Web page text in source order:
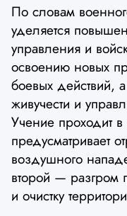
По словам
уделяется
управления и
освоению новых
боевых действий,
живучести и
Учение проходит
предусматривает
воздушного
второй — разгром
и очистку